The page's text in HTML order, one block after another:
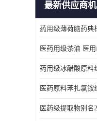
最新供应商机